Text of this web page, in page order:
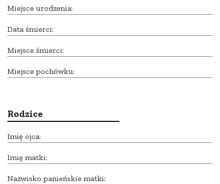
Miejsce urodzenia:
Data śmierci:
Miejsce śmierci:
Miejsce pochówku:
Rodzice
Imię ojca:
Imię matki:
Nazwisko panieńskie matki: